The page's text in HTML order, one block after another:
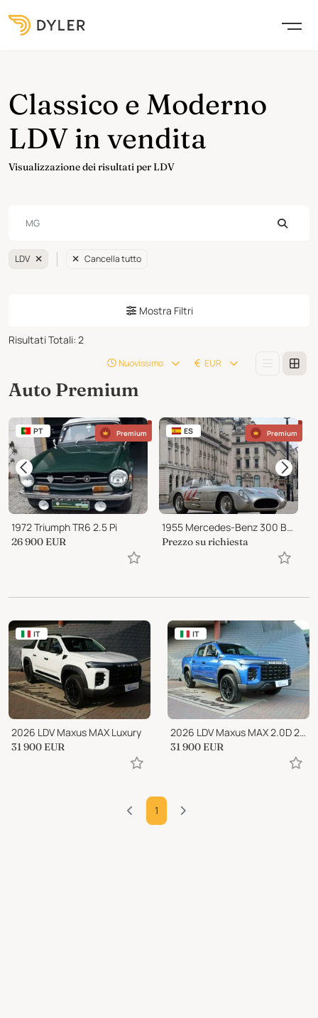
Classico e Moderno
LDV in vendita
Visualizzazione dei risultati per LDV
LDV Cancella tutto
Mostra Filtri
Risultati Totali: 2
Nuovissimo EUR
Auto Premium
PT Premium
1972 Triumph TR6 2.5 Pi
26 900 EUR
ES Premium
1955 Mercedes-Benz 300 Barchetta
Prezzo su richiesta
IT
2026 LDV Maxus MAX Luxury
31 900 EUR
IT
2026 LDV Maxus MAX 2.0D 215cv Luxury
31 900 EUR
1